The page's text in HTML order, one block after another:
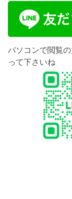
パソコンで閲覧
って下さいね